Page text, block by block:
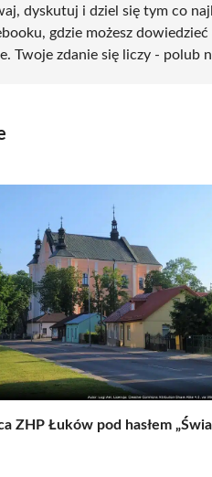
dyskutuj i dziel się tym co
gdzie możesz
Twoje zdanie się liczy - polub
ZHP Łuków pod hasłem